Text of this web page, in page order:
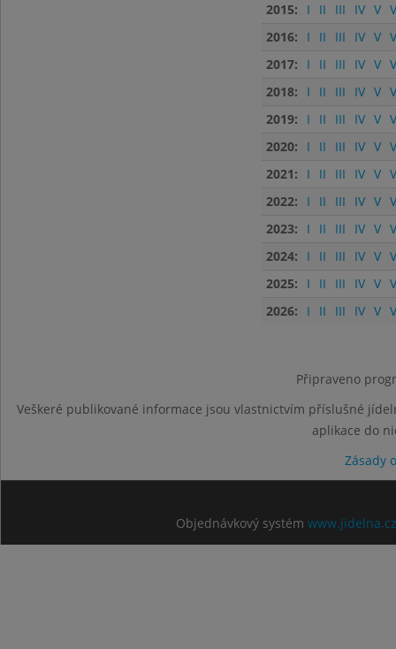
2015:
I II III IV V
2016:
I II III IV V
2017:
I II III IV V
2018:
I II III IV V
2019:
I II III IV V
2020:
I II III IV V
2021:
I II III IV V
2022:
I II III IV V
2023:
I II III IV V
2024:
I II III IV V
2025:
I II III IV V
2026:
I II III IV V
Připraveno
Veškeré publikované informace jsou vlastnictvím příslušné
aplikace do
Zásady
Objednávkový systém www.jidelna.cz